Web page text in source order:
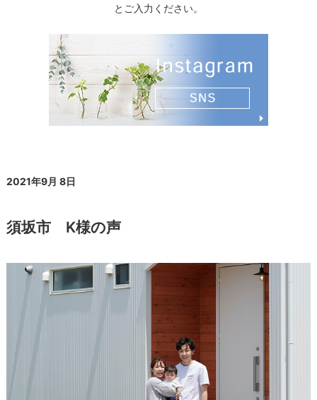
とご入力ください。
2021年9月 8日
須坂市 K様の声